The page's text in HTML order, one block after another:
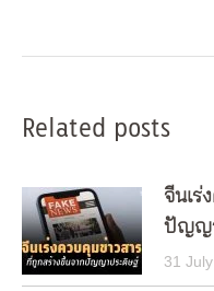
Related posts
จีนเร่
ปัญญ
31